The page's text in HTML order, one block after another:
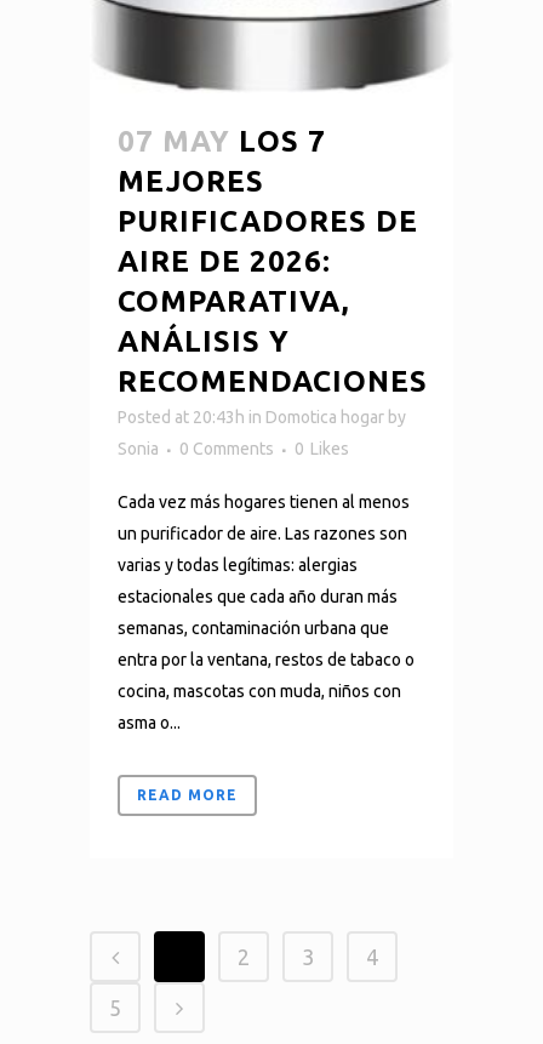
07 MAY LOS 7
MEJORES
PURIFICADORES DE
AIRE DE 2026:
COMPARATIVA,
ANÁLISIS Y
RECOMENDACIONES
Posted at 20:43h in Domotica hogar by
Sonia
0 Comments 0 Likes
Cada vez más hogares tienen al menos
un purificador de aire. Las razones son
varias y todas legítimas: alergias
estacionales que cada año duran más
semanas, contaminación urbana que
entra por la ventana, restos de tabaco o
cocina, mascotas con muda, niños con
asma o...
READ MORE
2 3 4
5